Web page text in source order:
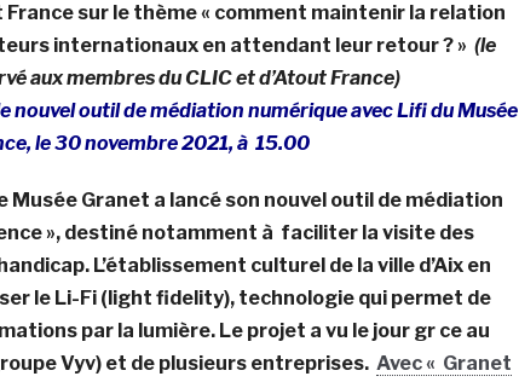
France sur le thème « comment maintenir la relation
internationaux en attendant leur retour ? » (le
aux membres du CLIC et d’Atout France)
nouvel outil de médiation numérique avec Lifi du Musée
le 30 novembre 2021, à 15.00
Musée Granet a lancé son nouvel outil de médiation
», destiné notamment à faciliter la visite des
L’établissement culturel de la ville d’Aix en
le Li-Fi (light fidelity), technologie qui permet de
par la lumière. Le projet a vu le jour gr ce au
Vyv) et de plusieurs entreprises. Avec « Granet